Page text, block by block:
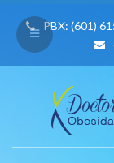
PBX: (601)